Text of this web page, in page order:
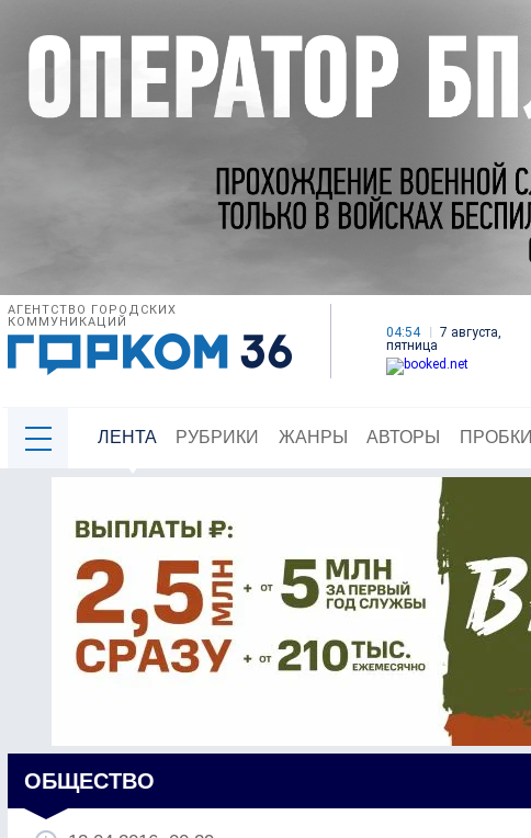
АГЕНТСТВО ГОРОДСКИХ
КОММУНИКАЦИЙ
04:54
7 августа,
пятница
ЛЕНТА РУБРИКИ ЖАНРЫ АВТОРЫ ПРОБКИ
ОБЩЕСТВО